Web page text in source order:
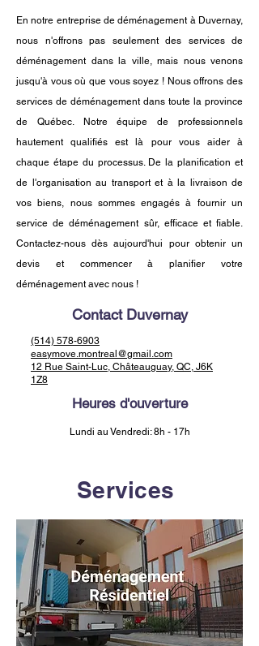
En notre entreprise de déménagement à Duvernay,
nous n'offrons pas seulement des services de
déménagement dans la ville, mais nous venons
jusqu'à vous où que vous soyez ! Nous offrons des
services de déménagement dans toute la province
de Québec. Notre équipe de professionnels
hautement qualifiés est là pour vous aider à
chaque étape du processus. De la planification et
de l'organisation au transport et à la livraison de
vos biens, nous sommes engagés à fournir un
service de déménagement sûr, efficace et fiable.
Contactez-nous dès aujourd'hui pour obtenir un
devis et commencer à planifier votre
déménagement avec nous !
Contact Duvernay
(514) 578-6903
easymove.montreal@gmail.com
12 Rue Saint-Luc, Châteauguay, QC, J6K
1Z8
Heures d'ouverture
Lundi au Vendredi: 8h - 17h
Services